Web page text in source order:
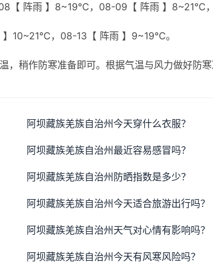
【 阵雨 】8~19℃，08-09【 阵雨 】8~21℃，
10~21℃，08-13【 阵雨 】9~19℃。
稍作防寒准备即可。根据气温与风力做好防寒
阿坝藏族羌族自治州今天穿什么衣服？
阿坝藏族羌族自治州最近容易感冒吗？
阿坝藏族羌族自治州防晒指数是多少？
阿坝藏族羌族自治州今天适合旅游出行吗？
阿坝藏族羌族自治州天气对心情有影响吗？
阿坝藏族羌族自治州今天有风寒风险吗？